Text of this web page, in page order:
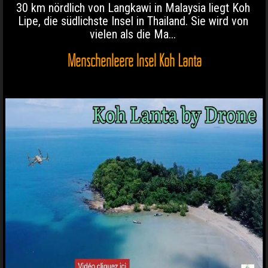
30 km nördlich von Langkawi in Malaysia liegt Koh
Lipe, die südlichste Insel in Thailand. Sie wird von
vielen als die Ma...
Menschenleere Insel Koh Lanta